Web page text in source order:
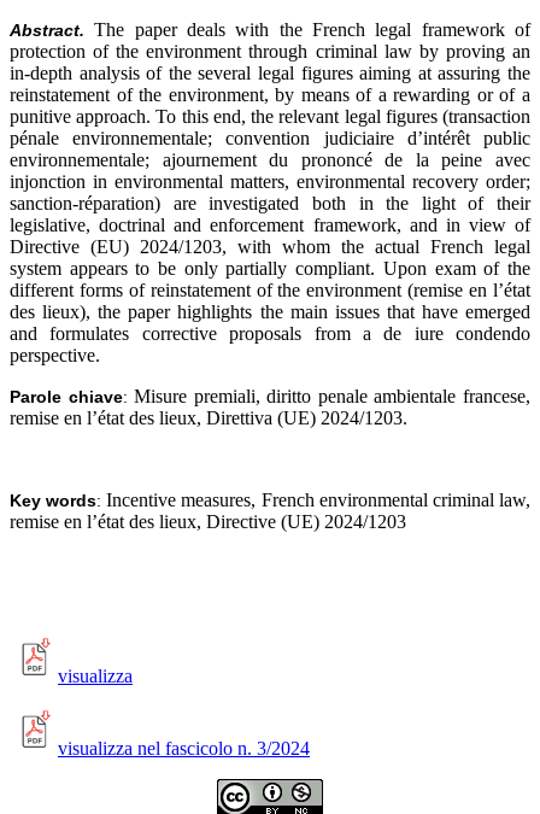
Abstract.The paper deals with the French legal framework of
protection of the environment through criminal law by proving an
in-depth analysis of the several legal figures aiming at assuring the
reinstatement of the environment, by means of a rewarding or of a
punitive approach. To this end, the relevant legal figures (transaction
pénale environnementale; convention judiciaire d’intérêt public
environnementale; ajournement du prononcé de la peine avec
injonction in environmental matters, environmental recovery order;
sanction-réparation) are investigated both in the light of their
legislative, doctrinal and enforcement framework, and in view of
Directive (EU) 2024/1203, with whom the actual French legal
system appears to be only partially compliant. Upon exam of the
different forms of reinstatement of the environment (remise en l’état
des lieux), the paper highlights the main issues that have emerged
and formulates corrective proposals from a de iure condendo
perspective.
Parole chiave:Misure premiali, diritto penale ambientale francese,
remise en l’état des lieux, Direttiva (UE) 2024/1203.
Key words:Incentive measures, French environmental criminal law,
remise en l’état des lieux, Directive (UE) 2024/1203
visualizza
visualizza nel fascicolo n. 3/2024